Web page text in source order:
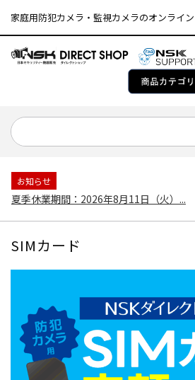
家庭用防犯カメラ・監視カメラのオンライ
お知らせ
夏季休業期間：2026年8月11日（火）...
SIMカード